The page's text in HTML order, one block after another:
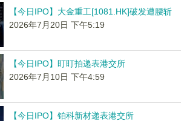
【今日IPO】大金重工[1081.HK]破发遭腰斩
2026年7月20日 下午5:19
【今日IPO】盯盯拍递表港交所
2026年7月10日 下午4:59
【今日IPO】铂科新材递表港交所